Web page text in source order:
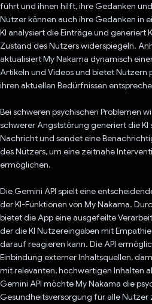
führt und ihnen hilft, ihre Gedanken
Nutzer können auch ihre Gedanken in
KI analysiert die Einträge und generiert
Zustand des Nutzers widerspiegeln.
aktualisiert My Nakama dynamisch
Artikeln und Videos und bietet Nutzern
ihren aktuellen Bedürfnissen
Bei schweren psychischen Problemen
schwerer Angststörung generiert die KI
Nachricht und sendet eine
des Nutzers, um eine zeitnahe
ermöglichen.
Die Gemini API spielt eine
der KI-Funktionen von My Nakama.
bietet die App eine ausgefeilte
der die KI Nutzereingaben mit
darauf reagieren kann. Die API
Einbindung externer Inhaltsquellen,
mit relevanten, hochwertigen Inhalten
Gemini API möchte My Nakama die
Gesundheitsversorgung für alle Nutzer